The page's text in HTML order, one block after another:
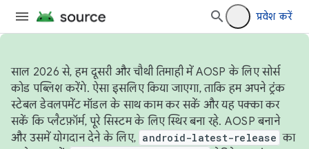
प्रवेश करें
साल 2026 से, हम दूसरी और चौथी तिमाही में AOSP के लिए सोर्स
कोड पब्लिश करेंगे. ऐसा इसलिए किया जाएगा, ताकि हम अपने ट्रंक
स्टेबल डेवलपमेंट मॉडल के साथ काम कर सकें और यह पक्का कर
सकें कि प्लैटफ़ॉर्म, पूरे सिस्टम के लिए स्थिर बना रहे. AOSP बनाने
और उसमें योगदान देने के लिए, android-latest-release का